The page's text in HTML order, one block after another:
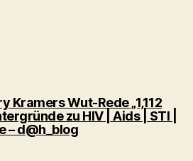
Kramers Wut-Rede „1,112
zu HIV | Aids | STI |
– d@h_blogsagt: